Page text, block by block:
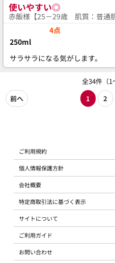
使いやすい◎
赤飯様【25－29歳 肌質：普通肌
4点
250ml
サラサラになる気がします。
全34件（1
前へ
1 2
ご利用規約
個人情報保護方針
会社概要
特定商取引法に基づく表示
サイトについて
ご利用ガイド
お問い合わせ